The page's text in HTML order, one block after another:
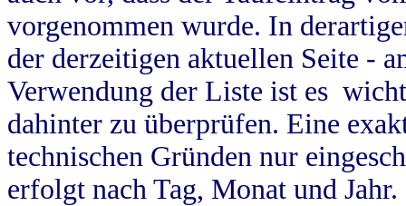
vorgenommen wurde. In
der derzeitigen aktuellen Seite -
Verwendung der Liste ist es
dahinter zu überprüfen. Eine
technischen Gründen nur
erfolgt nach Tag, Monat und Jahr.